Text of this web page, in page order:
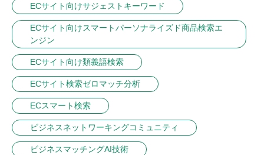
ECサイト向けサジェストキーワード
ECサイト向けスマートパーソナライズド商品検索エ
ンジン
ECサイト向け類義語検索
ECサイト検索ゼロマッチ分析
ECスマート検索
ビジネスネットワーキングコミュニティ
ビジネスマッチングAI技術